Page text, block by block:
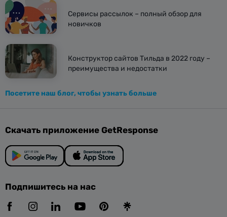
Сервисы рассылок – полный обзор для
новичков
Конструктор сайтов Тильда в 2022 году –
преимущества и недостатки
Посетите наш блог, чтобы узнать больше
Скачать приложение GetResponse
Подпишитесь на нас